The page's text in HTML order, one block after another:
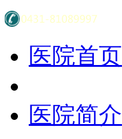
医院首页
医院简介